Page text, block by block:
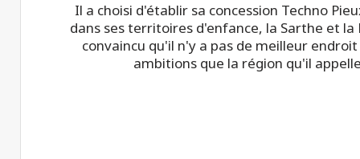
Il a choisi d'établir sa concession Techno
dans ses territoires d'enfance, la Sarthe et la
convaincu qu'il n'y a pas de meilleur
ambitions que la région qu'il